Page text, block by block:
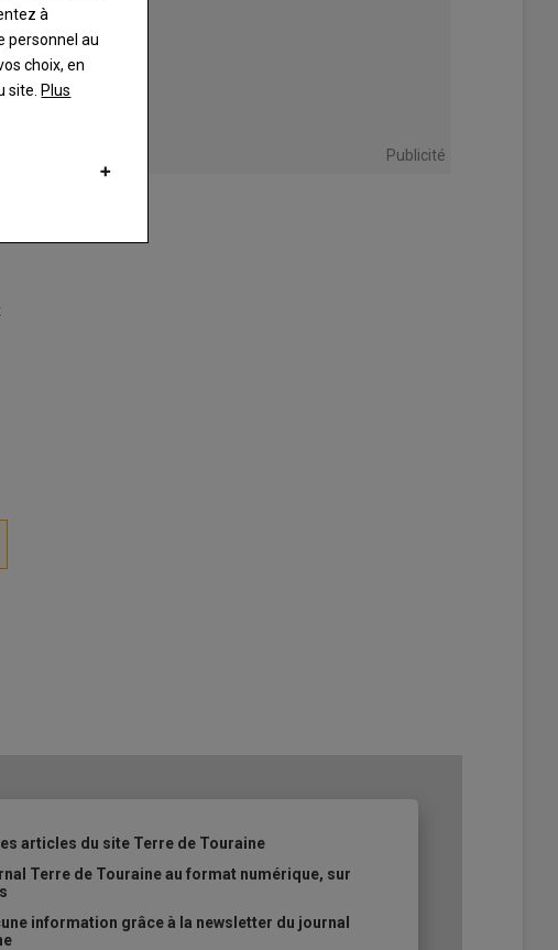
Publicité
articles du site Terre de Touraine
Terre de Touraine au format numérique, sur
information grâce à la newsletter du journal
à
personnel au
choix, en
site. Plus